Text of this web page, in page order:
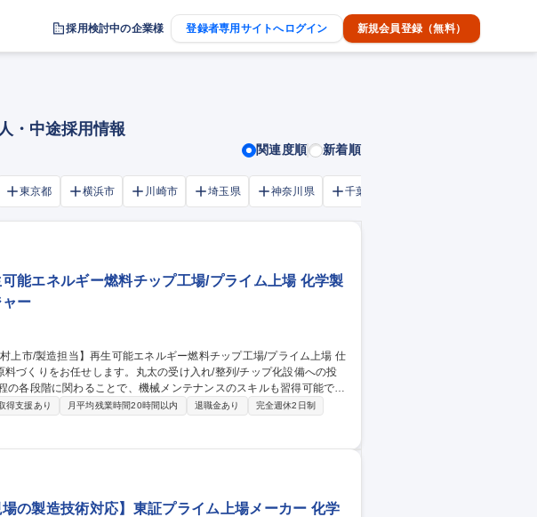
採用検討中の企業様 登録者専用サイトへログイン 新規会員登録（無料）
・中途採用情報
関連度順 新着順
東京都 横浜市 川崎市 埼玉県 神奈川県 千葉市
能エネルギー燃料チップ工場/プライム上場 化学製
ー
づくりをお任せします。丸太の受け入れ/整列/チップ化設備への投
の各段階に関わることで、機械メンテナンスのスキルも習得可能で
運搬(重機の運転操作) ■チップ/丸太の品質管理(形状/水分等) ■故障
可能エネルギーへの転換が加速する中、木質バイオマスを活用した
担当】再生可能エネルギー
得支援あり 月平均残業時間20時間以内 退職金あり
完全週休2日制
の製造技術対応】東証プライム上場メーカー 化学